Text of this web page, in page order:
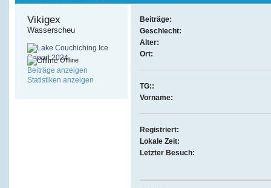
Vikigex
Wasserscheu
Offline
Beiträge anzeigen
Statistiken anzeigen
Beiträge:
Geschlecht:
Alter:
Ort:
TG::
Vorname:
Registriert:
Lokale Zeit:
Letzter Besuch: